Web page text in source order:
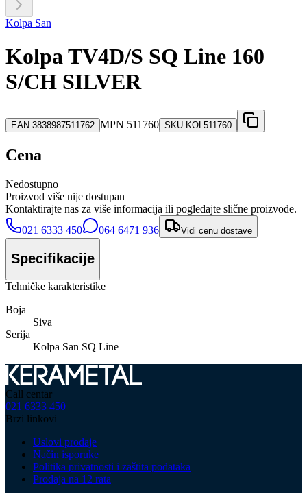
Kolpa San
Kolpa TV4D/S SQ Line 160
S/CH SILVER
EAN 3838987511762 MPN 511760 SKU KOL511760
Cena
Nedostupno
Proizvod više nije dostupan
Kontaktirajte nas za više informacija ili pogledajte slične proizvode.
021 6333 450
064 6471 936 Vidi cenu dostave
Specifikacije
Tehničke karakteristike
Boja
Siva
Serija
Kolpa San SQ Line
Call centar
021 6333 450
Brzi linkovi
Uslovi prodaje
Način isporuke
Politika privatnosti i zaštita podataka
Prodaja na 12 rata